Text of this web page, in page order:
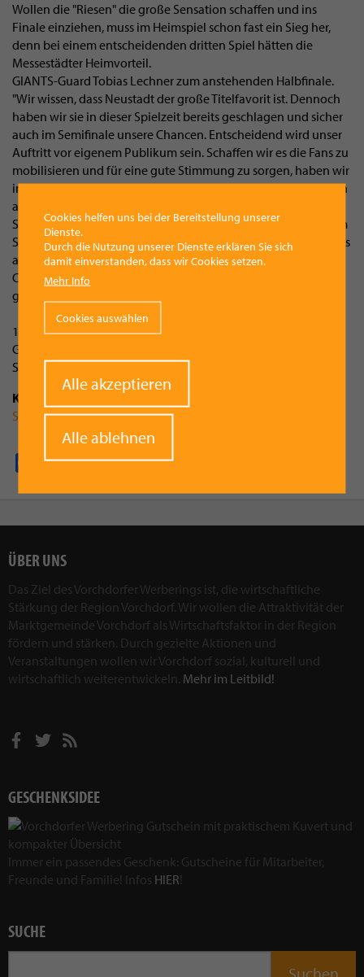
Wollen die "Riesen" die große Sensation schaffen und ins
Finale einziehen, muss im Heimspiel schon fast ein Sieg her,
denn bei einem entscheidenden dritten Spiel hätten die
Messestädter Heimvorteil.
GIANTS-Guard Tobias Lechner zum anstehenden Halbfinale.
"Wir wissen, dass Neustadt der große Titelfavorit ist. Dennoch
haben wir sie in dieser Spielzeit bereits geschlagen und sicher
auch im Semifinale unsere Chancen. Entscheidend wird unser
Auftritt vor eigenem Publikum sein. Schaffen wir es die Fans zu
mobilisieren und für eine gute Stimmung zu sorgen, haben wir
in Vorchdorf alle Möglichkeiten. In den Playoffs ist bekanntlich
alles möglich!."
Somit laden die GIANTS alle Sport-Fans recht herzlich zu ihrem
Saisonhighlight ein. Neben dem sportlichen Geschehen gibt es
auch rund herum tolle Aktionen. Freibier (im 1. Spielviertel),
Chilli con Carne und ein Gewinnspiel werden den Zuschauern
geboten.
1. Semifinalspiel OÖ Basketballliga:
GIANTS VORCHDORF vs. FC Neustadt Baskets
Sonntag, 27.04.2014 um 17.30 Uhr
Kategorie
Sport
Facebook
Pinterest
X WhatsApp
Email
ÜBER UNS
Das Ziel des Vorchdorfer Werberings ist, die wirtschaftliche
Stärkung der Region Vorchdorf. Wir wollen die Attraktivität der
Marktgemeinde Vorchdorf als Wirtschaftsfaktor in der Region
fördern und stärken. Durch gezielte Aktionen und
Veranstaltungen wollen wir Vorchdorf sozial, kulturell und
wirtschaftlich weiterentwickeln. Mehr im Leitbild!
GESCHENKSIDEE
Immer ein passendes Geschenk: Gutscheine für Mitarbeiter,
Freunde und Familie! Infos HIER!
SUCHE
Cookies helfen uns bei der Bereitstellung unserer
Dienste.
Durch die Nutzung unserer Dienste erklären Sie sich
damit einverstanden, dass wir Cookies setzen.
Mehr Info
Cookies auswählen
Alle akzeptieren
Alle ablehnen